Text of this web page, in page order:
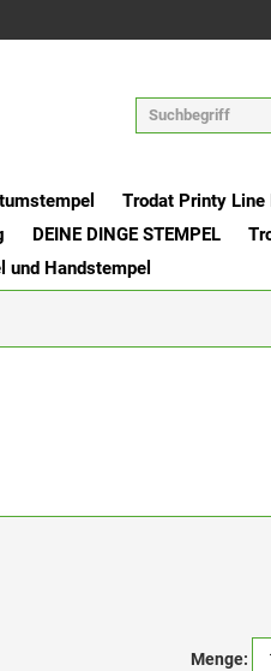
Trodat Printy Line
DEINE DINGE STEMPEL
Handstempel
Menge: